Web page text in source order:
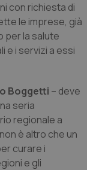
con richiesta di
le imprese, già
per la salute
e i servizi a essi
Boggetti – deve
seria
regionale a
è altro che un
curare i
e gli